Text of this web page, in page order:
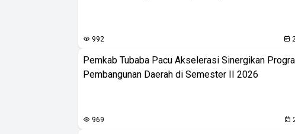
992
Pemkab Tubaba Pacu Akselerasi Sinergikan
Pembangunan Daerah di Semester II 2026
969